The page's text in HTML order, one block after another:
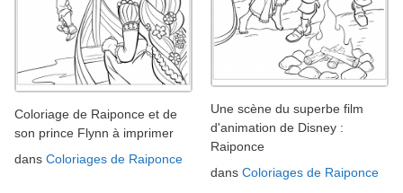
Coloriage de Raiponce et de
son prince Flynn à imprimer
dans Coloriages de Raiponce
Une scène du superbe film
d'animation de Disney :
Raiponce
dans Coloriages de Raiponce